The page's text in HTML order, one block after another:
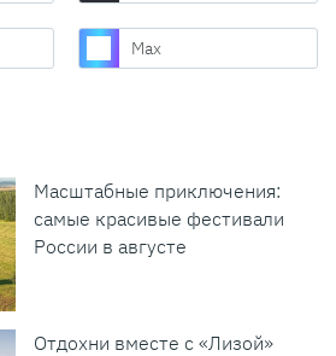
Max
Масштабные приключения:
самые красивые фестивали
России в августе
Отдохни вместе с «Лизой»